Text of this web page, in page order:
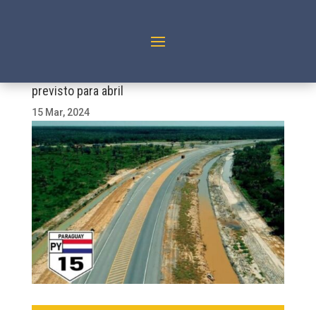
previsto para abril
15 Mar, 2024